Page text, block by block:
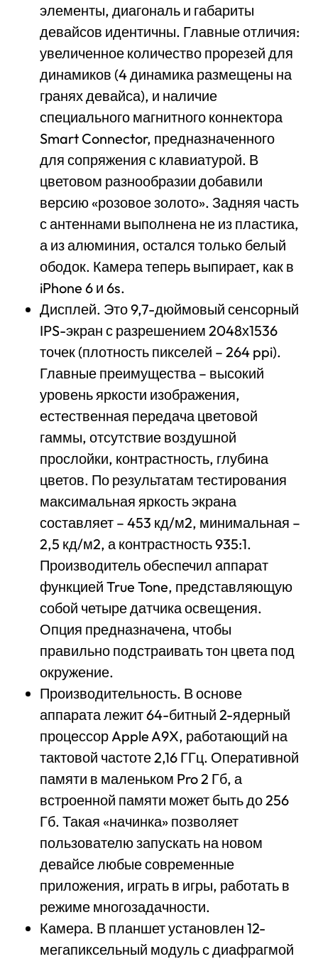
элементы, диагональ и габариты
девайсов идентичны. Главные отличия:
увеличенное количество прорезей для
динамиков (4 динамика размещены на
гранях девайса), и наличие
специального магнитного коннектора
Smart Connector, предназначенного
для сопряжения с клавиатурой. В
цветовом разнообразии добавили
версию «розовое золото». Задняя часть
с антеннами выполнена не из пластика,
а из алюминия, остался только белый
ободок. Камера теперь выпирает, как в
iPhone 6 и 6s.
Дисплей. Это 9,7-дюймовый сенсорный
IPS-экран с разрешением 2048х1536
точек (плотность пикселей – 264 ppi).
Главные преимущества – высокий
уровень яркости изображения,
естественная передача цветовой
гаммы, отсутствие воздушной
прослойки, контрастность, глубина
цветов. По результатам тестирования
максимальная яркость экрана
составляет – 453 кд/м2, минимальная –
2,5 кд/м2, а контрастность 935:1.
Производитель обеспечил аппарат
функцией True Tone, представляющую
собой четыре датчика освещения.
Опция предназначена, чтобы
правильно подстраивать тон цвета под
окружение.
Производительность. В основе
аппарата лежит 64-битный 2-ядерный
процессор Apple A9X, работающий на
тактовой частоте 2,16 ГГц. Оперативной
памяти в маленьком Pro 2 Гб, а
встроенной памяти может быть до 256
Гб. Такая «начинка» позволяет
пользователю запускать на новом
девайсе любые современные
приложения, играть в игры, работать в
режиме многозадачности.
Камера. В планшет установлен 12-
мегапиксельный модуль с диафрагмой